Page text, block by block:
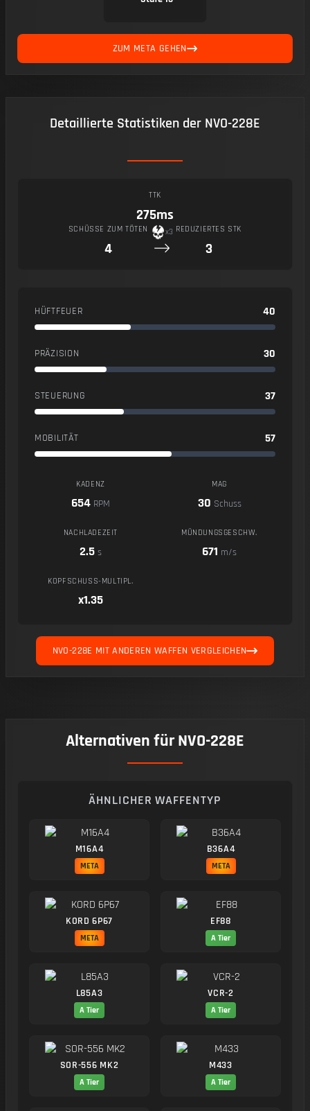
ZUM META GEHEN
Detaillierte Statistiken der NVO-228E
TTK
275ms
SCHÜSSE ZUM TÖTEN
4
x3 REDUZIERTES STK
3
HÜFTFEUER 40
PRÄZISION 30
STEUERUNG 37
MOBILITÄT 57
KADENZ
654 RPM
MAG
30 Schuss
NACHLADEZEIT
2.5 s
MÜNDUNGSGESCHW.
671 m/s
KOPFSCHUSS-MULTIPL.
x1.35
NVO-228E MIT ANDEREN WAFFEN VERGLEICHEN
Alternativen für NVO-228E
ÄHNLICHER WAFFENTYP
M16A4
META
B36A4
META
KORD 6P67
META
EF88
A Tier
L85A3
A Tier
VCR-2
A Tier
SOR-556 MK2
A Tier
M433
A Tier